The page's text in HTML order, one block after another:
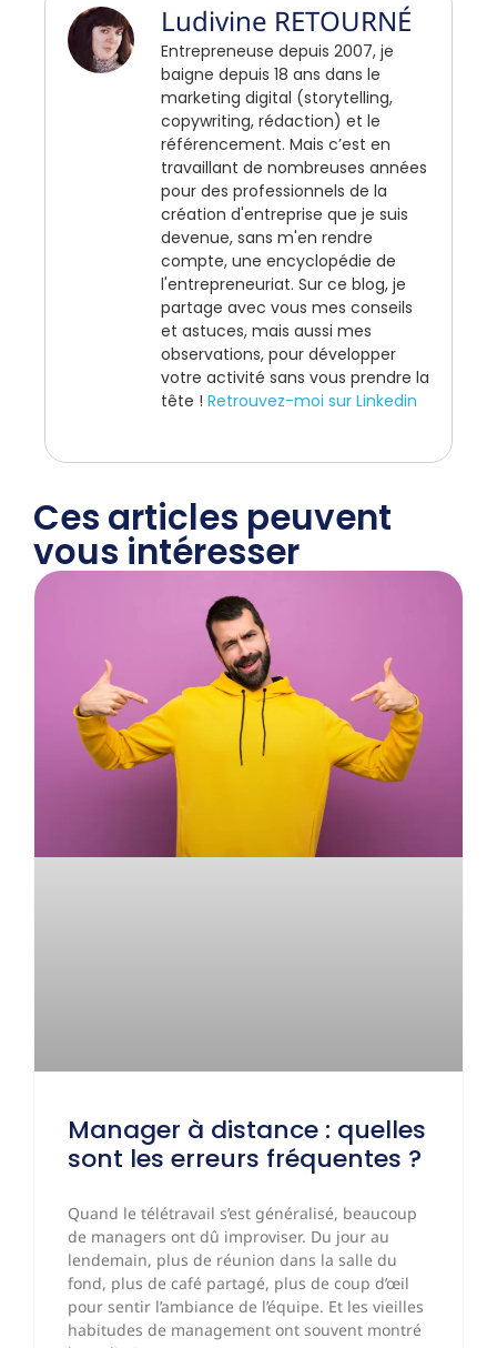
Ludivine RETOURNÉ
Entrepreneuse depuis 2007, je
baigne depuis 18 ans dans le
marketing digital (storytelling,
copywriting, rédaction) et le
référencement. Mais c’est en
travaillant de nombreuses années
pour des professionnels de la
création d'entreprise que je suis
devenue, sans m'en rendre
compte, une encyclopédie de
l'entrepreneuriat. Sur ce blog, je
partage avec vous mes conseils
et astuces, mais aussi mes
observations, pour développer
votre activité sans vous prendre la
tête ! Retrouvez-moi sur Linkedin
Ces articles peuvent
vous intéresser​
Manager à distance : quelles
sont les erreurs fréquentes ?
Quand le télétravail s’est généralisé, beaucoup
de managers ont dû improviser. Du jour au
lendemain, plus de réunion dans la salle du
fond, plus de café partagé, plus de coup d’œil
pour sentir l’ambiance de l’équipe. Et les vieilles
habitudes de management ont souvent montré